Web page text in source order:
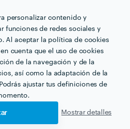
personalizar contenido y
funciones de redes sociales y
Al aceptar la política de cookies
cuenta que el uso de cookies
de la navegación y de la
así como la adaptación de la
ajustar tus definiciones de
Mostrar detalles
electrónico